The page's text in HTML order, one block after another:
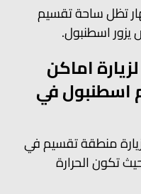
تظل ساحة تقسيم
اسطنبول.
اماكن
اسطنبول في
منطقة تقسيم في
تكون الحرارة